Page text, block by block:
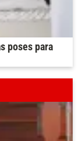
poses para